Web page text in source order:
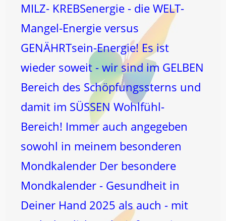
MILZ- KREBSenergie - die WELT-
Mangel-Energie versus
GENÄHRTsein-Energie! Es ist
wieder soweit - wir sind im GELBEN
Bereich des Schöpfungssterns und
damit im SÜSSEN Wohlfühl-
Bereich! Immer auch angegeben
sowohl in meinem besonderen
Mondkalender Der besondere
Mondkalender - Gesundheit in
Deiner Hand 2025 als auch - mit